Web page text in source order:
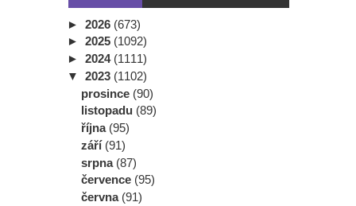
► 2026 (673)
► 2025 (1092)
► 2024 (1111)
▼ 2023 (1102)
prosince (90)
listopadu (89)
října (95)
září (91)
srpna (87)
července (95)
června (91)